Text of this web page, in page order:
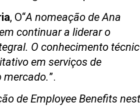
, O“A nomeação de Ana
continuar a liderar o
O conhecimento
em serviços de
mercado.”.
de Employee Benefits